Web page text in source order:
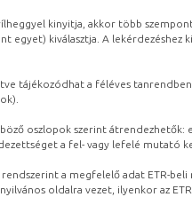
kinyitja, akkor több
kiválasztja. A lekérdezéshez
tájékozódhat a féléves
oszlopok szerint
a fel- vagy lefelé mutató
a megfelelő adat ETR-beli
oldalra vezet, ilyenkor az